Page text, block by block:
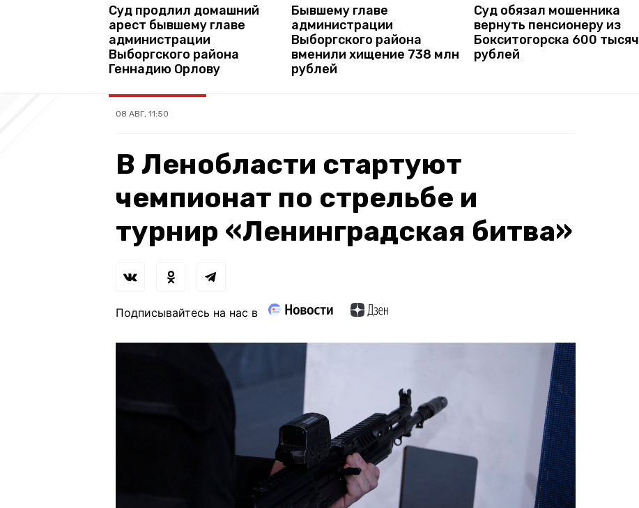
Суд продлил домашний
арест бывшему главе
администрации
Выборгского района
Геннадию Орлову
Бывшему главе
администрации
Выборгского района
вменили хищение 738 млн
рублей
Суд обязал мошенника
вернуть пенсионеру из
Бокситогорска 600 тысяч
рублей
08 АВГ, 11:50
В Ленобласти стартуют
чемпионат по стрельбе и
турнир «Ленинградская битва»
Подписывайтесь на нас в